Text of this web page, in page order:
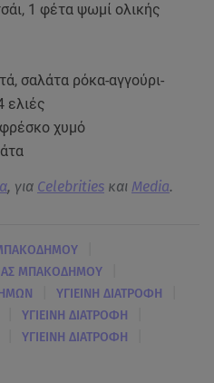
1 φέτα ψωμί ολικής
σαλάτα ρόκα-αγγούρι-
ελιές
χυμό
, για Celebrities και Media.
ΜΠΑΚΟΔΗΜΟΥ
ΥΓΙΕΙΝΗ ΔΙΑΤΡΟΦΗ
ΥΓΙΕΙΝΗ ΔΙΑΤΡΟΦΗ
ΥΓΙΕΙΝΗ ΔΙΑΤΡΟΦΗ